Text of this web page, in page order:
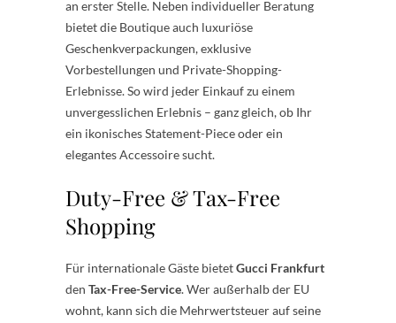
an erster Stelle. Neben individueller Beratung
bietet die Boutique auch luxuriöse
Geschenkverpackungen, exklusive
Vorbestellungen und Private-Shopping-
Erlebnisse. So wird jeder Einkauf zu einem
unvergesslichen Erlebnis – ganz gleich, ob Ihr
ein ikonisches Statement-Piece oder ein
elegantes Accessoire sucht.
Duty-Free & Tax-Free
Shopping
Für internationale Gäste bietetGucci Frankfurt
den Tax-Free-Service. Wer außerhalb der EU
wohnt, kann sich die Mehrwertsteuer auf seine